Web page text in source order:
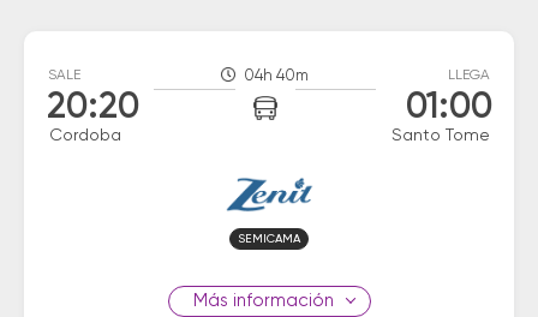
SALE
20:20
Cordoba
04h 40m LLEGA
01:00
Santo Tome
SEMICAMA
información